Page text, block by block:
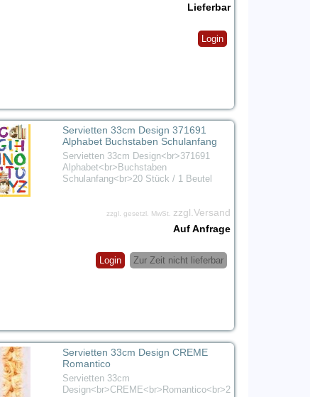
Lieferbar
Login
Servietten 33cm Design 371691
Alphabet Buchstaben Schulanfang
Servietten 33cm Design<br>371691
Alphabet<br>Buchstaben
Schulanfang<br>20 Stück / 1 Beutel
zzgl. gesetzl. MwSt. zzgl.Versand
Auf Anfrage
Zur Zeit nicht lieferbar
Login
Servietten 33cm Design CREME
Romantico
Servietten 33cm
Design<br>CREME<br>Romantico<br>20